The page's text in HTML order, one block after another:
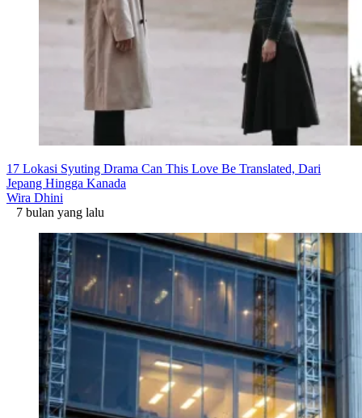
17 Lokasi Syuting Drama Can This Love Be Translated, Dari
Jepang Hingga Kanada
Wira Dhini
7 bulan yang lalu